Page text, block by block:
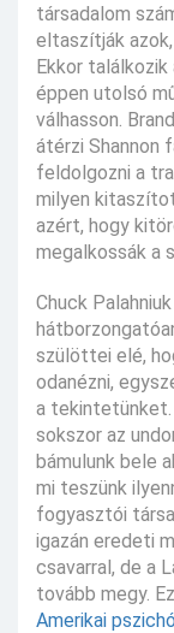
társadalom
eltaszítják
Ekkor találkozik
éppen utolsó
válhasson.
átérzi Shannon
feldolgozni a
milyen
azért, hogy
megalkossák a
Chuck
szülöttei elé,
odanézni,
a tekintetünket.
sokszor az
bámulunk bele
mi teszünk
fogyasztói
igazán eredeti
csavarral, de a
tovább megy.
Amerikai